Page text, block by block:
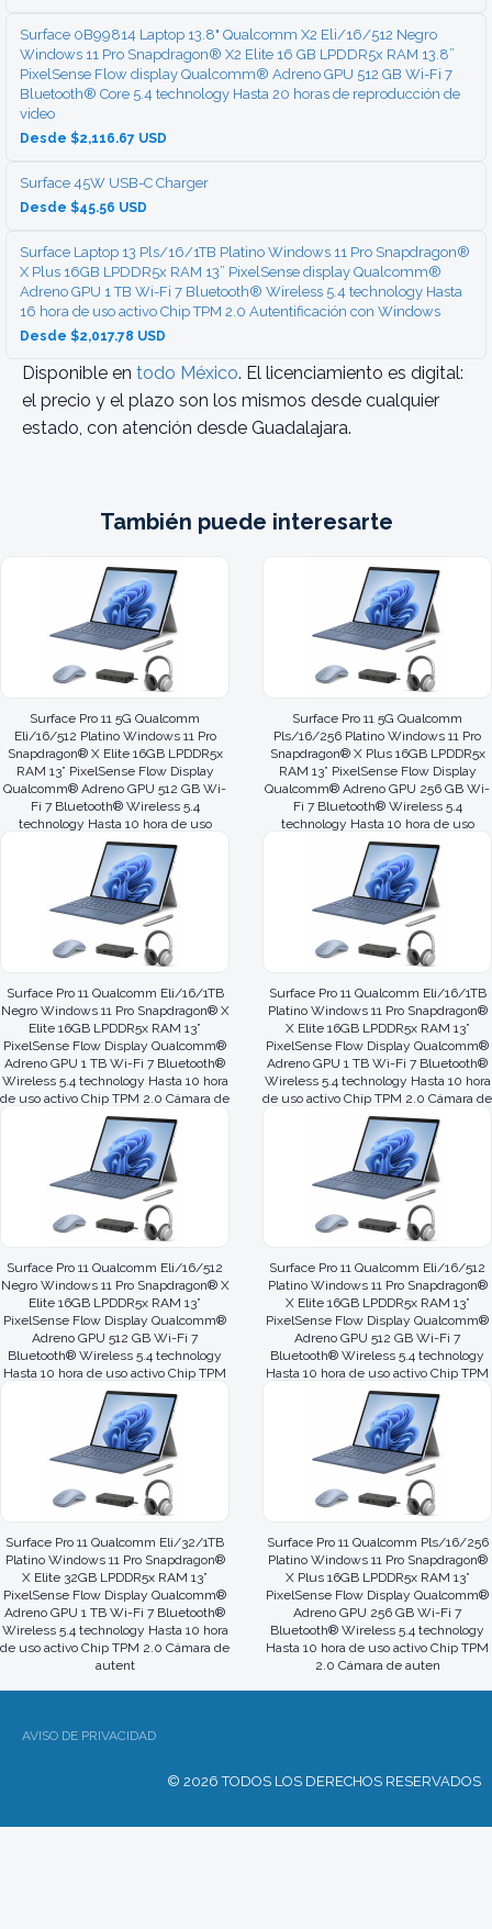
Surface 0B99814 Laptop 13.8" Qualcomm X2 Eli/16/512 Negro
Windows 11 Pro Snapdragon® X2 Elite 16 GB LPDDR5x RAM 13.8”
PixelSense Flow display Qualcomm® Adreno GPU 512 GB Wi-Fi 7
Bluetooth® Core 5.4 technology Hasta 20 horas de reproducción de
video
Desde $2,116.67 USD
Surface 45W USB-C Charger
Desde $45.56 USD
Surface Laptop 13 Pls/16/1TB Platino Windows 11 Pro Snapdragon®
X Plus 16GB LPDDR5x RAM 13” PixelSense display Qualcomm®
Adreno GPU 1 TB Wi-Fi 7 Bluetooth® Wireless 5.4 technology Hasta
16 hora de uso activo Chip TPM 2.0 Autentificación con Windows
Desde $2,017.78 USD
Disponible en todo México. El licenciamiento es digital:
el precio y el plazo son los mismos desde cualquier
estado, con atención desde Guadalajara.
También puede interesarte
Surface Pro 11 5G Qualcomm
Eli/16/512 Platino Windows 11 Pro
Snapdragon® X Elite 16GB LPDDR5x
RAM 13” PixelSense Flow Display
Qualcomm® Adreno GPU 512 GB Wi-
Fi 7 Bluetooth® Wireless 5.4
technology Hasta 10 hora de uso
activo Chip TPM 2.0 Cámara de a
Surface Pro 11 5G Qualcomm
Pls/16/256 Platino Windows 11 Pro
Snapdragon® X Plus 16GB LPDDR5x
RAM 13” PixelSense Flow Display
Qualcomm® Adreno GPU 256 GB Wi-
Fi 7 Bluetooth® Wireless 5.4
technology Hasta 10 hora de uso
activo Chip TPM 2.0 Cámara de au
Surface Pro 11 Qualcomm Eli/16/1TB
Negro Windows 11 Pro Snapdragon® X
Elite 16GB LPDDR5x RAM 13”
PixelSense Flow Display Qualcomm®
Adreno GPU 1 TB Wi-Fi 7 Bluetooth®
Wireless 5.4 technology Hasta 10 hora
de uso activo Chip TPM 2.0 Cámara de
autentif
Surface Pro 11 Qualcomm Eli/16/1TB
Platino Windows 11 Pro Snapdragon®
X Elite 16GB LPDDR5x RAM 13”
PixelSense Flow Display Qualcomm®
Adreno GPU 1 TB Wi-Fi 7 Bluetooth®
Wireless 5.4 technology Hasta 10 hora
de uso activo Chip TPM 2.0 Cámara de
autent
Surface Pro 11 Qualcomm Eli/16/512
Negro Windows 11 Pro Snapdragon® X
Elite 16GB LPDDR5x RAM 13”
PixelSense Flow Display Qualcomm®
Adreno GPU 512 GB Wi-Fi 7
Bluetooth® Wireless 5.4 technology
Hasta 10 hora de uso activo Chip TPM
2.0 Cámara de autent
Surface Pro 11 Qualcomm Eli/16/512
Platino Windows 11 Pro Snapdragon®
X Elite 16GB LPDDR5x RAM 13”
PixelSense Flow Display Qualcomm®
Adreno GPU 512 GB Wi-Fi 7
Bluetooth® Wireless 5.4 technology
Hasta 10 hora de uso activo Chip TPM
2.0 Cámara de aute
Surface Pro 11 Qualcomm Eli/32/1TB
Platino Windows 11 Pro Snapdragon®
X Elite 32GB LPDDR5x RAM 13”
PixelSense Flow Display Qualcomm®
Adreno GPU 1 TB Wi-Fi 7 Bluetooth®
Wireless 5.4 technology Hasta 10 hora
de uso activo Chip TPM 2.0 Cámara de
autent
Surface Pro 11 Qualcomm Pls/16/256
Platino Windows 11 Pro Snapdragon®
X Plus 16GB LPDDR5x RAM 13”
PixelSense Flow Display Qualcomm®
Adreno GPU 256 GB Wi-Fi 7
Bluetooth® Wireless 5.4 technology
Hasta 10 hora de uso activo Chip TPM
2.0 Cámara de auten
AVISO DE PRIVACIDAD
© 2026 TODOS LOS DERECHOS RESERVADOS